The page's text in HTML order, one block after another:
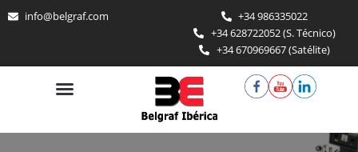
info@belgraf.com
+34 986335022
+34 628722052 (S. Técnico)
+34 670969667 (Satélite)